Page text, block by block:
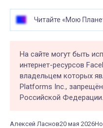
Читайте «Мою
На сайте могут быть
интернет-ресурсов
владельцем которых
Platforms Inc.,
Российской Федерации.
Алексей Ласнов20 мая 2026